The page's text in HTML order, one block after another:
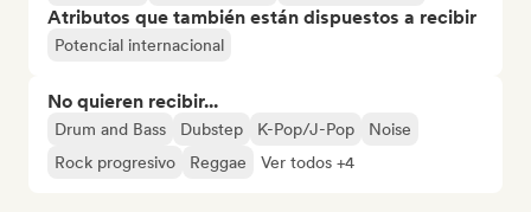
Atributos que también están dispuestos a recibir
Potencial internacional
No quieren recibir...
Drum and Bass Dubstep K-Pop/J-Pop
Noise
Rock progresivo
Reggae Ver todos +4